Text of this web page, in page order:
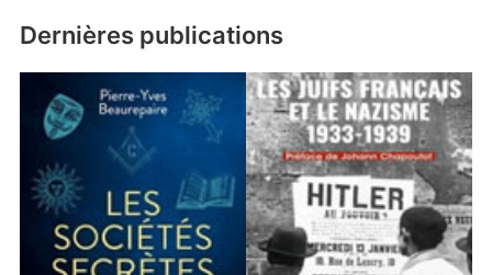
Dernières publications